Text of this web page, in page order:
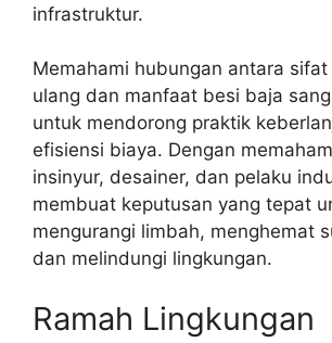
infrastruktur.
Memahami hubungan antara
ulang dan manfaat besi baja
untuk mendorong praktik
efisiensi biaya. Dengan
insinyur, desainer, dan pelaku
membuat keputusan yang tepat
mengurangi limbah, menghemat
dan melindungi lingkungan.
Ramah Lingkungan